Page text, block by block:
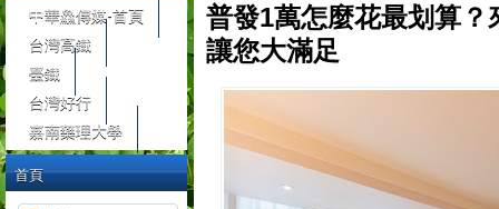
普發1萬怎麼花最划算
讓您大滿足
中華鱻傳媒-首頁
台灣高鐵
臺鐵
台灣好行
嘉南藥理大學
首頁